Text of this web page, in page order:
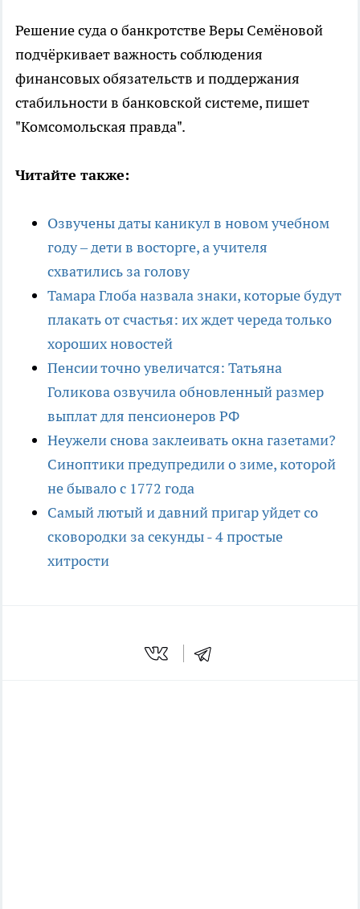
Решение суда о банкротстве Веры Семёновой
подчёркивает важность соблюдения
финансовых обязательств и поддержания
стабильности в банковской системе, пишет
"Комсомольская правда".
Читайте также:
Озвучены даты каникул в новом учебном
году – дети в восторге, а учителя
схватились за голову
Тамара Глоба назвала знаки, которые будут
плакать от счастья: их ждет череда только
хороших новостей
Пенсии точно увеличатся: Татьяна
Голикова озвучила обновленный размер
выплат для пенсионеров РФ
Неужели снова заклеивать окна газетами?
Синоптики предупредили о зиме, которой
не бывало с 1772 года
Самый лютый и давний пригар уйдет со
сковородки за секунды - 4 простые
хитрости